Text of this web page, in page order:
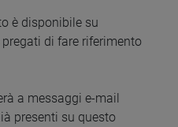
è disponibile su
di fare riferimento
a messaggi e-mail
presenti su questo